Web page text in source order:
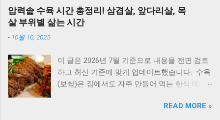
조절기의 설정이 올바른지 확인해보세요. 상세
코드는 아래에서 확인할 수 있습니다. E1부터 EF
까지 모든 대우보일러(알토엔대우) 에러코드의
드 E1~EF 원인과 해결법 (AS 전 자가점검, 수리
비) 🚨 잠깐! AS 부르기 전 이것만은 확인하세
요! 에러코드 E1 - 단수나 동파를 확인하세요.
드 E2 - 가스 밸브가 잠겨있지 않나요? 가스레인
압력솥 수육 시간 총정리! 삼겹살, 앞다리살, 목
살 부위별 삶는 시간
- 10월 10, 2025
이 글은 2026년 7월 기준으로 내용을 전면 검토
하고 최신 기준에 맞게 업데이트했습니다. 수육
(보쌈)은 집에서도 자주 만들어 먹는 한식 메뉴
때문에 선뜻 도전하지 못하는 분들도 많습니다.
READ MORE »